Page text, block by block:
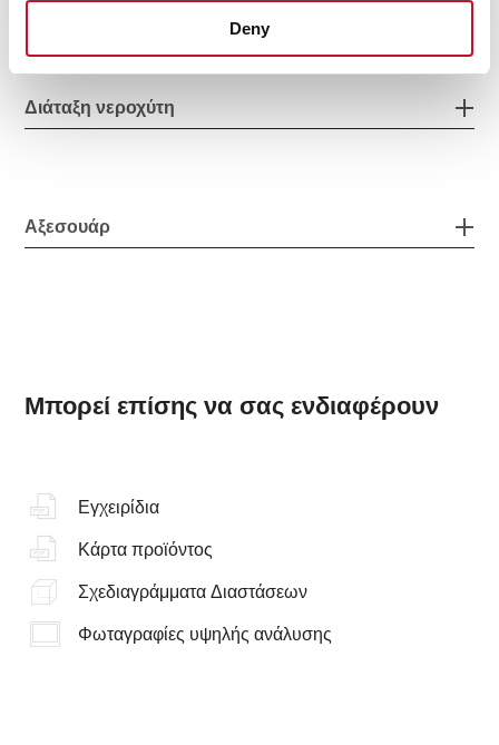
Deny
Διάταξη νεροχύτη
Αξεσουάρ
Μπορεί επίσης να σας ενδιαφέρουν
Εγχειρίδια
Κάρτα προϊόντος
Σχεδιαγράμματα Διαστάσεων
Φωταγραφίες υψηλής ανάλυσης